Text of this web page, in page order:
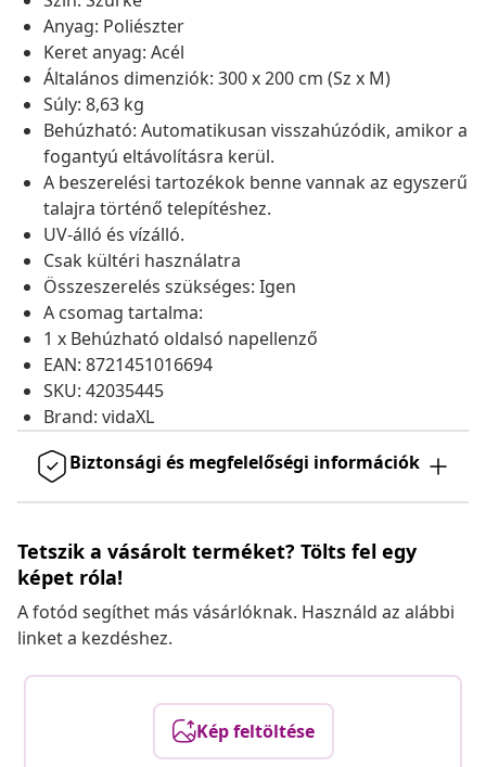
Anyag: Poliészter
Keret anyag: Acél
Általános dimenziók: 300 x 200 cm (Sz x M)
Súly: 8,63 kg
Behúzható: Automatikusan visszahúzódik, amikor a
fogantyú eltávolításra kerül.
A beszerelési tartozékok benne vannak az egyszerű
talajra történő telepítéshez.
UV-álló és vízálló.
Csak kültéri használatra
Összeszerelés szükséges: Igen
A csomag tartalma:
1 x Behúzható oldalsó napellenző
EAN: 8721451016694
SKU: 42035445
Brand: vidaXL
Biztonsági és megfelelőségi információk
Tetszik a vásárolt terméket? Tölts fel egy
képet róla!
A fotód segíthet más vásárlóknak. Használd az alábbi
linket a kezdéshez.
Kép feltöltése